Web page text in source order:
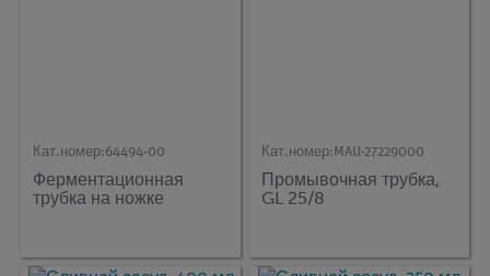
Кат.номер:64494-00
Ферментационная
трубка на ножке
Кат.номер: MAU-27229000
Промывочная трубка,
GL 25/8